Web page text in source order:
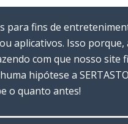
para fins de
aplicativos. Isso
com que nosso site
hipótese a
o quanto antes!